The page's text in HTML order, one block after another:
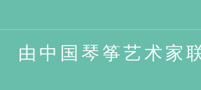
由中国琴筝艺术家